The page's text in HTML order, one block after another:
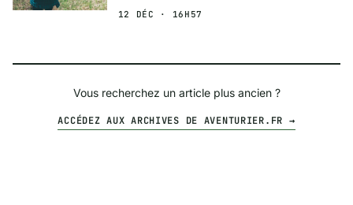
12 DÉC · 16H57
Vous recherchez un article plus ancien ?
ACCÉDEZ AUX ARCHIVES DE AVENTURIER.FR →